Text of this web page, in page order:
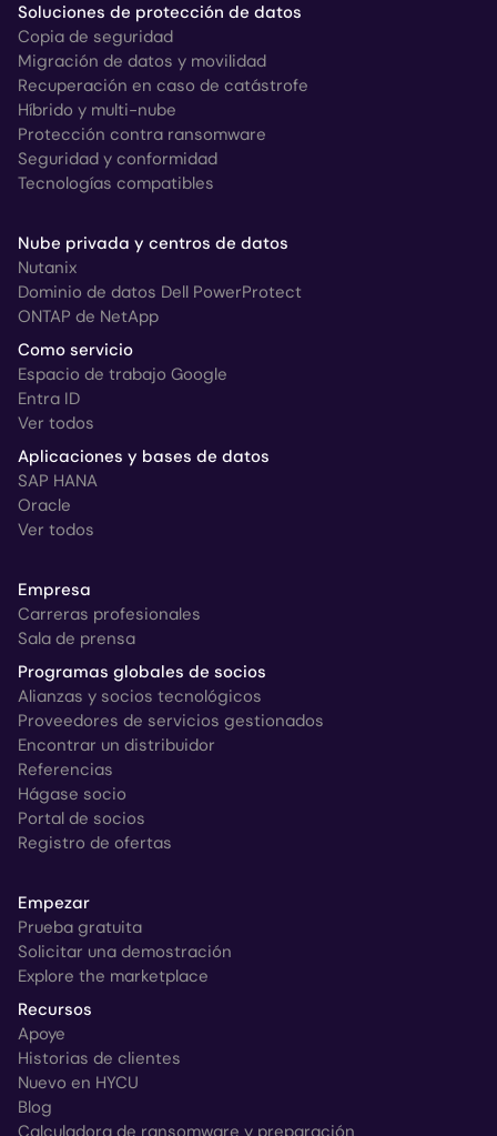
Soluciones de protección de datos
Copia de seguridad
Migración de datos y movilidad
Recuperación en caso de catástrofe
Híbrido y multi-nube
Protección contra ransomware
Seguridad y conformidad
Tecnologías compatibles
Nube privada y centros de datos
Nutanix
Dominio de datos Dell PowerProtect
ONTAP de NetApp
Como servicio
Espacio de trabajo Google
Entra ID
Ver todos
Aplicaciones y bases de datos
SAP HANA
Oracle
Ver todos
Empresa
Carreras profesionales
Sala de prensa
Programas globales de socios
Alianzas y socios tecnológicos
Proveedores de servicios gestionados
Encontrar un distribuidor
Referencias
Hágase socio
Portal de socios
Registro de ofertas
Empezar
Prueba gratuita
Solicitar una demostración
Explore the marketplace
Recursos
Apoye
Historias de clientes
Nuevo en HYCU
Blog